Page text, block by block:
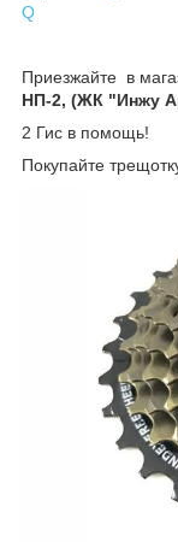
Q
Приезжайте в
НП-2, (ЖК "Инжу
2 Гис в помощь!
Покупайте